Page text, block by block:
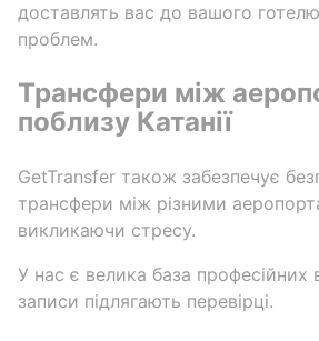
доставлять вас до вашого
проблем.
Трансфери між
поблизу Катанії
GetTransfer також забезпечує
трансфери між різними
викликаючи стресу.
У нас є велика база професійних
записи підлягають перевірці.